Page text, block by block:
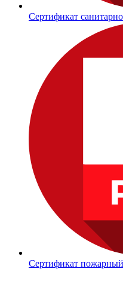
Сертификат
Сертификат пожарный